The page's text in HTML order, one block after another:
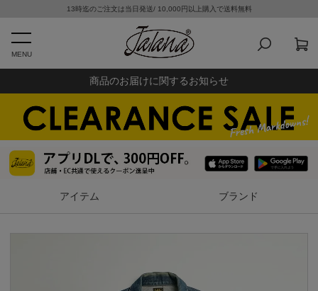
13時迄のご注文は当日発送/ 10,000円以上購入で送料無料
MENU
商品のお届けに関するお知らせ
アイテム ブランド